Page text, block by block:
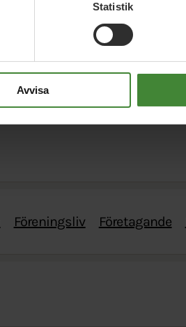
Statistik
Avvisa
Föreningsliv Företagande